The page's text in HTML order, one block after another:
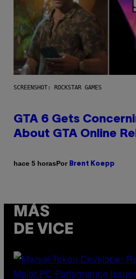
SCREENSHOT: ROCKSTAR GAMES
GTA 6 Gets
About GTA Online
hace 5 horasPor Brent Koepp
MÁS
DE VICE